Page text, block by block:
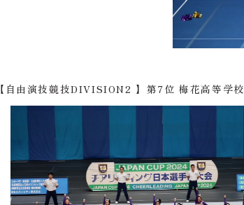
【自由演技競技DIVISION2 】第7位 梅花高等学校